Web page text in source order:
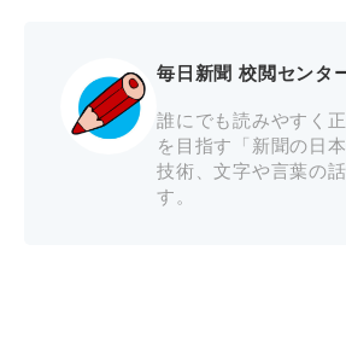
毎日新聞 校閲センタ
誰にでも読みやすく
を目指す「新聞の日
技術、文字や言葉の
す。